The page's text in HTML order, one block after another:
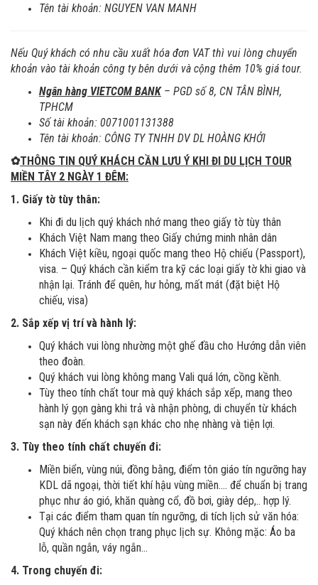
Tên tài khoản: NGUYEN VAN MANH
Nếu Quý khách có nhu cầu xuất hóa đơn VAT thì vui lòng chuyển
khoản vào tài khoản công ty bên dưới và cộng thêm 10% giá tour.
Ngân hàng VIETCOM BANK– PGD số 8, CN TÂN BÌNH,
TPHCM
Số tài khoản: 0071001131388
Tên tài khoản: CÔNG TY TNHH DV DL HOÀNG KHỞI
✿THÔNG TIN QUÝ KHÁCH CẦN LƯU Ý KHI ĐI DU LỊCH TOUR
MIỀN TÂY 2 NGÀY 1 ĐÊM:
1. Giấy tờ tùy thân:
Khi đi du lịch quý khách nhớ mang theo giấy tờ tùy thân
Khách Việt Nam mang theo Giấy chứng minh nhân dân
Khách Việt kiều, ngoại quốc mang theo Hộ chiếu (Passport),
visa. – Quý khách cần kiểm tra kỹ các loại giấy tờ khi giao và
nhận lại. Tránh để quên, hư hỏng, mất mát (đặt biệt Hộ
chiếu, visa)
2. Sắp xếp vị trí và hành lý:
Quý khách vui lòng nhường một ghế đầu cho Hướng dẫn viên
theo đoàn.
Quý khách vui lòng không mang Vali quá lớn, cồng kềnh.
Tùy theo tính chất tour mà quý khách sắp xếp, mang theo
hành lý gọn gàng khi trả và nhận phòng, di chuyển từ khách
sạn này đến khách sạn khác cho nhẹ nhàng và tiện lợi.
3. Tùy theo tính chất chuyến đi:
Miền biển, vùng núi, đồng bằng, điểm tôn giáo tín ngưỡng hay
KDL dã ngoại, thời tiết khí hậu vùng miền…. để chuẩn bị trang
phục như áo gió, khăn quàng cổ, đồ bơi, giày dép,.. hợp lý.
Tại các điểm tham quan tín ngưỡng, di tích lịch sử văn hóa:
Quý khách nên chọn trang phục lịch sự. Không mặc: Áo ba
lỗ, quần ngắn, váy ngắn…
4. Trong chuyến đi: